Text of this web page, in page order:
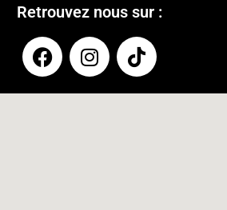
Retrouvez nous sur :